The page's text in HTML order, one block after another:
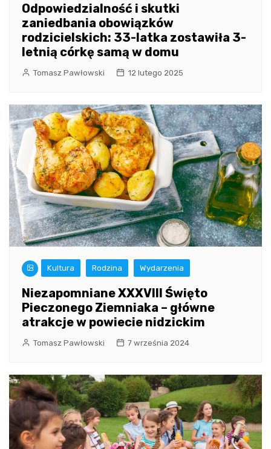
Odpowiedzialność i skutki
zaniedbania obowiązków
rodzicielskich: 33-latka zostawiła 3-
letnią córkę samą w domu
Tomasz Pawłowski 12 lutego 2025
Kultura Rodzina Wydarzenia
Niezapomniane XXXVIII Święto
Pieczonego Ziemniaka – główne
atrakcje w powiecie nidzickim
Tomasz Pawłowski 7 września 2024